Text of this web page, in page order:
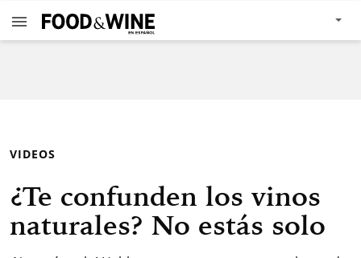
VIDEOS
¿Te confunden los vinos
naturales? No estás solo